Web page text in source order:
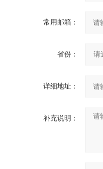
常用邮箱：
省份：
详细地址：
补充说明：